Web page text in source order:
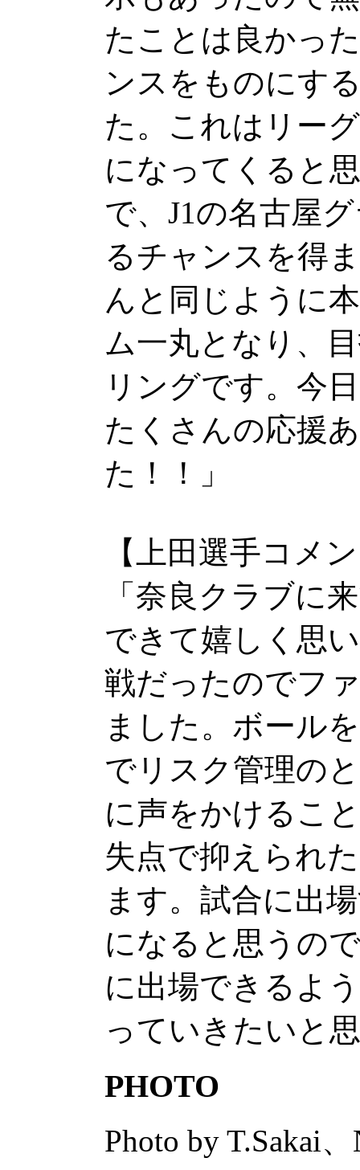
たことは良かっ
ンスをものにす
た。これはリー
になってくると
で、J1の名古屋
るチャンスを得
んと同じように
ム一丸となり、
リングです。今
たくさんの応援
た！！」
【上田選手コメ
「奈良クラブに
できて嬉しく思
戦だったのでフ
ました。ボール
でリスク管理の
に声をかけるこ
失点で抑えられ
ます。試合に出
になると思うの
に出場できるよ
っていきたいと
PHOTO
Photo by T.Sakai